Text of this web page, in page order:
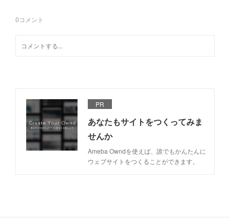
0コメント
PR
あなたもサイトをつくってみま
せんか
Ameba Owndを使えば、誰でもかんたんに
ウェブサイトをつくることができます。